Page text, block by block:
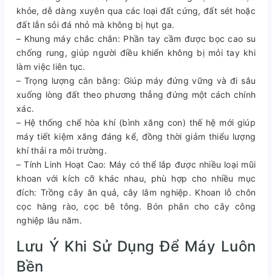
khỏe, dễ dàng xuyên qua các loại đất cứng, đất sét hoặc
đất lẫn sỏi đá nhỏ mà không bị hụt ga.
– Khung máy chắc chắn: Phần tay cầm được bọc cao su
chống rung, giúp người điều khiển không bị mỏi tay khi
làm việc liên tục.
– Trọng lượng cân bằng: Giúp máy đứng vững và đi sâu
xuống lòng đất theo phương thẳng đứng một cách chính
xác.
– Hệ thống chế hòa khí (bình xăng con) thế hệ mới giúp
máy tiết kiệm xăng đáng kể, đồng thời giảm thiểu lượng
khí thải ra môi trường.
– Tính Linh Hoạt Cao: Máy có thể lắp được nhiều loại mũi
khoan với kích cỡ khác nhau, phù hợp cho nhiều mục
đích: Trồng cây ăn quả, cây lâm nghiệp. Khoan lỗ chôn
cọc hàng rào, cọc bê tông. Bón phân cho cây công
nghiệp lâu năm.
Lưu Ý Khi Sử Dụng Để Máy Luôn
Bền